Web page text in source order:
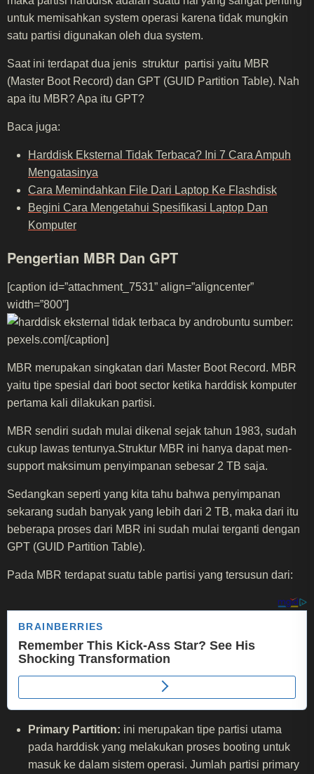
untuk memisahkan system operasi karena tidak mungkin
satu partisi digunakan oleh dua system.
Saat ini terdapat dua jenis struktur partisi yaitu MBR
(Master Boot Record) dan GPT (GUID Partition Table). Nah
apa itu MBR? Apa itu GPT?
Baca juga:
Harddisk Eksternal Tidak Terbaca? Ini 7 Cara Ampuh
Mengatasinya
Cara Memindahkan File Dari Laptop Ke Flashdisk
Begini Cara Mengetahui Spesifikasi Laptop Dan
Komputer
Pengertian MBR Dan GPT
[caption id=”attachment_7531” align=”aligncenter”
width=”800”]
sumber:
pexels.com[/caption]
MBR merupakan singkatan dari Master Boot Record. MBR
yaitu tipe spesial dari boot sector ketika harddisk komputer
pertama kali dilakukan partisi.
MBR sendiri sudah mulai dikenal sejak tahun 1983, sudah
cukup lawas tentunya.Struktur MBR ini hanya dapat men-
support maksimum penyimpanan sebesar 2 TB saja.
Sedangkan seperti yang kita tahu bahwa penyimpanan
sekarang sudah banyak yang lebih dari 2 TB, maka dari itu
beberapa proses dari MBR ini sudah mulai terganti dengan
GPT (GUID Partition Table).
Pada MBR terdapat suatu table partisi yang tersusun dari:
Primary Partition: ini merupakan tipe partisi utama
pada harddisk yang melakukan proses booting untuk
masuk ke dalam sistem operasi. Jumlah partisi primary